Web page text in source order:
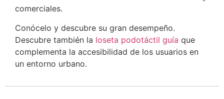
comerciales.
Conócelo y descubre su gran desempeño.
Descubre también la loseta podotáctil guía que
complementa la accesibilidad de los usuarios en
un entorno urbano.